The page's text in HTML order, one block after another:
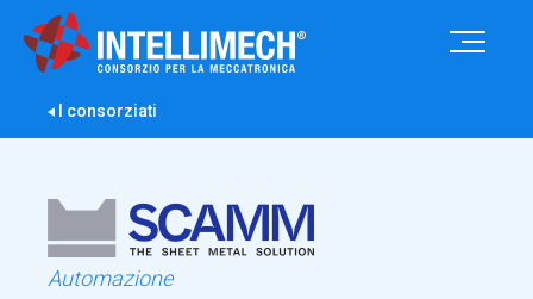
I consorziati
Automazione